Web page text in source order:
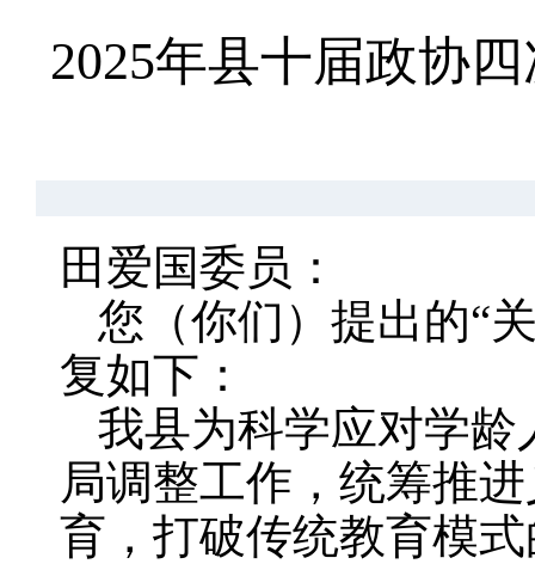
2025年县十届政协
田爱国委员：
您（你们）提出的“
复如下：
我县为科学应对学
局调整工作，统筹推
育，打破传统教育模